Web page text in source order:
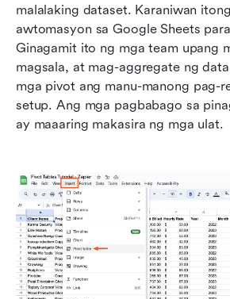
malalaking dataset. Karaniwan
awtomasyon sa Google Sheets
Ginagamit ito ng mga team upang
magsala, at mag-aggregate ng
mga pivot ang manu-manong pag-
setup. Ang mga pagbabago sa
ay maaaring makasira ng mga ulat.